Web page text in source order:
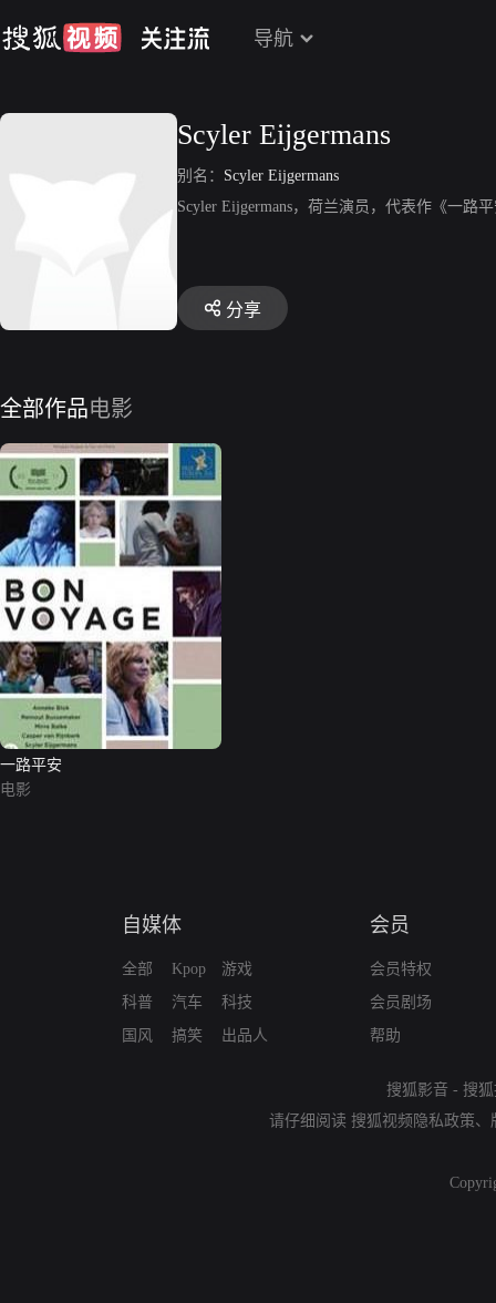
导航
Scyler Eijgermans
别名： Scyler Eijgermans
Scyler Eijgermans，荷兰演员，代表作《一路
分享
全部作品电影
一路平安
电影
自媒体
全部
科普
国风
Kpop
汽车
搞笑
游戏
科技
出品人
会员
会员特权
会员剧场
帮助
搜狐影音 - 搜
请仔细阅读 搜狐视频隐私政策、